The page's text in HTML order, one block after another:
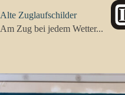
Inhalt
springen
Alte Zuglaufschilder
Am Zug bei jedem Wetter...